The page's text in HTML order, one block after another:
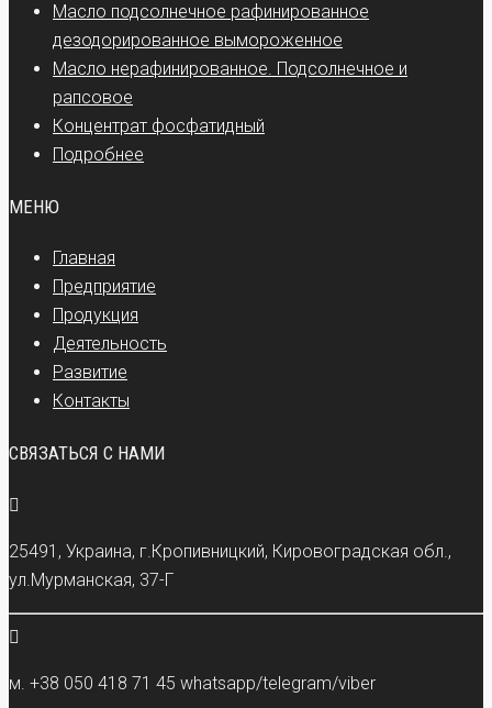
Масло подсолнечное рафинированное
дезодорированное вымороженное
Масло нерафинированное. Подсолнечное и
рапсовое
Концентрат фосфатидный
Подробнее
МЕНЮ
Главная
Предприятие
Продукция
Деятельность
Развитие
Контакты
СВЯЗАТЬСЯ С НАМИ
25491, Украина, г.Кропивницкий, Кировоградская обл.,
ул.Мурманская, 37-Г
м. +38 050 418 71 45 whatsapp/telegram/viber